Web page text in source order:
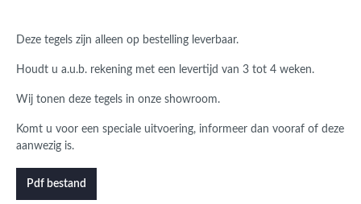
Deze tegels zijn alleen op bestelling leverbaar.
Houdt u a.u.b. rekening met een levertijd van 3 tot 4 weken.
Wij tonen deze tegels in onze showroom.
Komt u voor een speciale uitvoering, informeer dan vooraf of deze
aanwezig is.
Pdf bestand